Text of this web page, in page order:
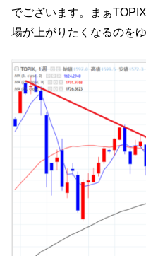
でございます。まぁ
場が上がりたくなるのを